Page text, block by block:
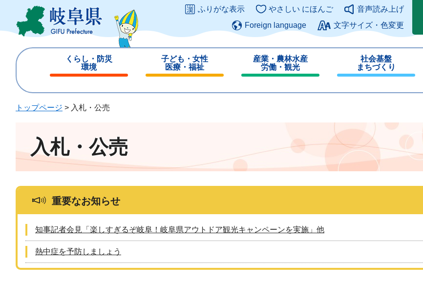
ジ
ュ
このページの本文へ
ふりがな表示 やさしい にほんご
音声読み上げ
Foreign language
文字サイズ・色変更
くらし・防災
環境
じ
子ども・女性
医療・福祉
じ
産業・農林水産
労働・観光
じ
社会基盤
まちづくり
じ
トップページ > 入札・公売
入札・公売
重要なお知らせ
知事記者会見「楽しすぎるぞ岐阜！岐阜県アウトドア観光キャンペーンを実施」他
熱中症を予防しましょう